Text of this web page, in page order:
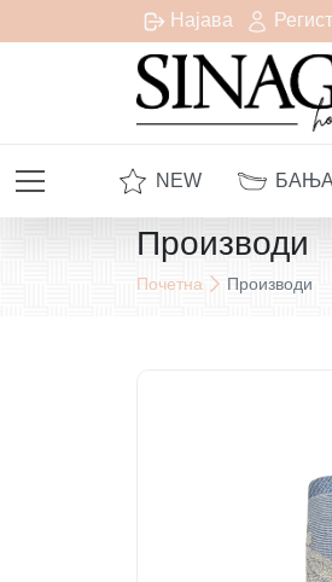
Најава
испорака за сите нарачки
NEW БАЊА
Производи
Почетна Производи